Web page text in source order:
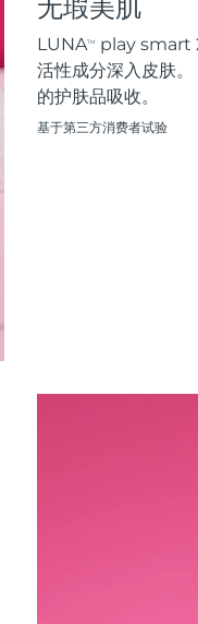
无瑕美肌
LUNATM
play smart
活性成分深入皮肤
的护肤品吸收。
基于第三方消费者试验